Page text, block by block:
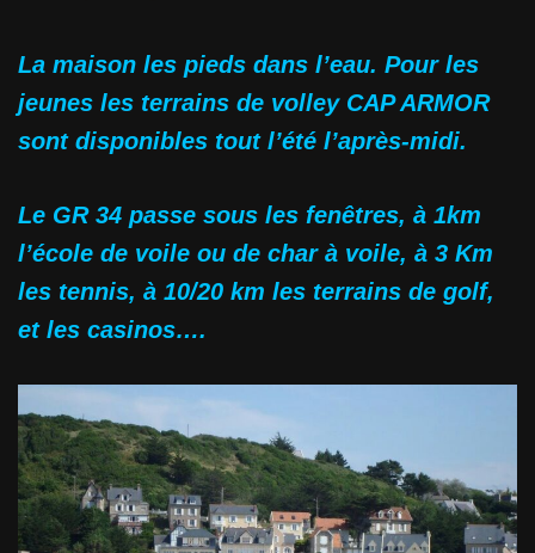
La maison les pieds dans l’eau. Pour les
jeunes les terrains de volley CAP ARMOR
sont disponibles tout l’été l’après-midi.
Le GR 34 passe sous les fenêtres, à 1km
l’école de voile ou de char à voile, à 3 Km
les tennis, à 10/20 km les terrains de golf,
et les casinos….